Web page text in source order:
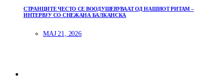
СТРАНЦИТЕ ЧЕСТО СЕ ВООДУШЕВУВААТ ОД НАШИОТ РИТАМ –
ИНТЕРВЈУ СО СНЕЖАНА БАЛКАНСКА
МАЈ 21, 2026